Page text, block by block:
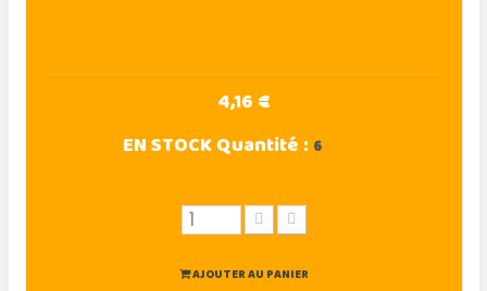
4,16 €
EN STOCKQuantité : 6
AJOUTER AU PANIER